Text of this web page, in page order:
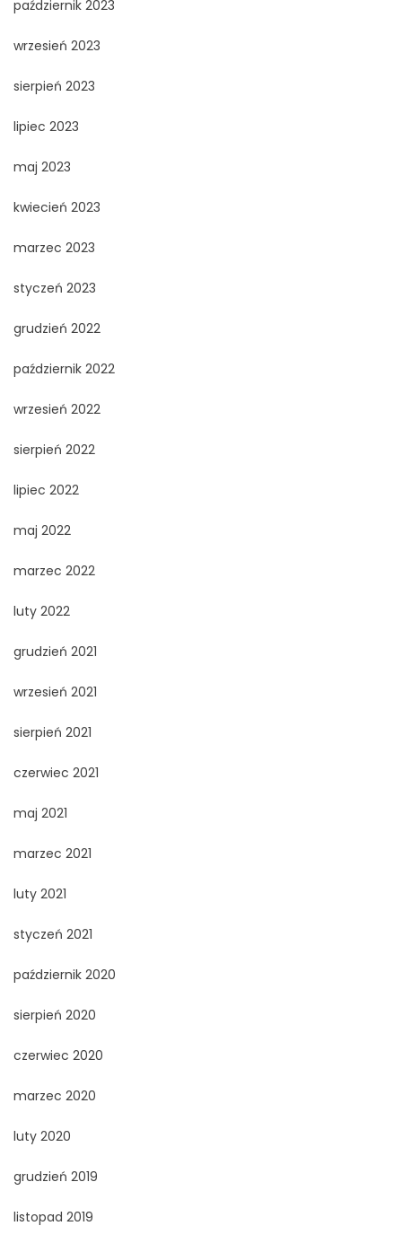
październik 2023
wrzesień 2023
sierpień 2023
lipiec 2023
maj 2023
kwiecień 2023
marzec 2023
styczeń 2023
grudzień 2022
październik 2022
wrzesień 2022
sierpień 2022
lipiec 2022
maj 2022
marzec 2022
luty 2022
grudzień 2021
wrzesień 2021
sierpień 2021
czerwiec 2021
maj 2021
marzec 2021
luty 2021
styczeń 2021
październik 2020
sierpień 2020
czerwiec 2020
marzec 2020
luty 2020
grudzień 2019
listopad 2019